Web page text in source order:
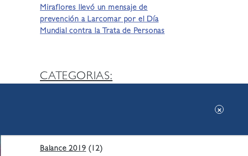
Miraflores llevó un mensaje de
prevención a Larcomar por el Día
Mundial contra la Trata de Personas
CATEGORIAS:
Balance 2019(12)